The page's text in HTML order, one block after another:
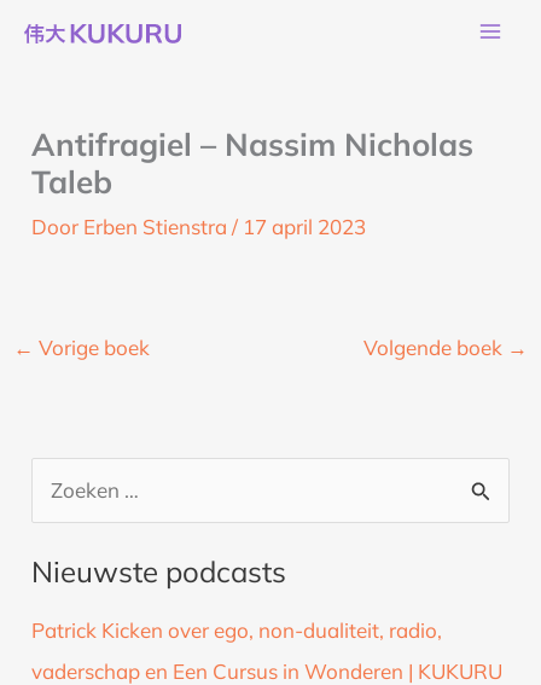
naar
Antifragiel – Nassim Nicholas
Taleb
Door Erben Stienstra/ 17 april 2023
← Vorige boek Volgende boek →
e
k
Nieuwste podcasts
Patrick Kicken over ego, non-dualiteit, radio,
vaderschap en Een Cursus in Wonderen | KUKURU